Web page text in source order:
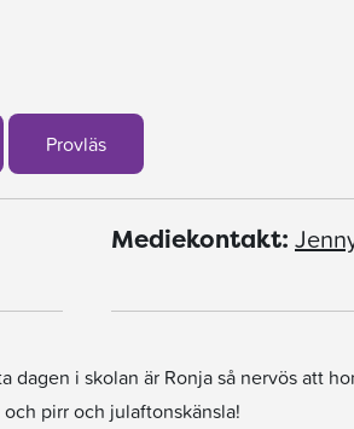
Provläs
Mediekontakt:
dagen i skolan är Ronja så nervös att
pirr och julaftonskänsla!